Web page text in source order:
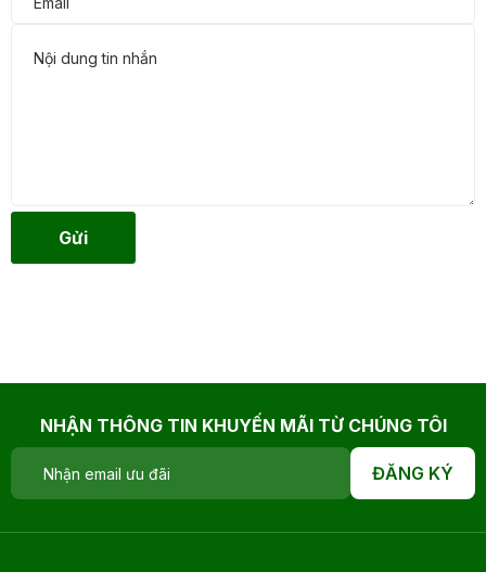
Gửi
NHẬN THÔNG TIN KHUYẾN MÃI TỪ CHÚNG TÔI
ĐĂNG KÝ